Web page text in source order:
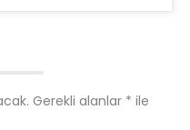
Gerekli alanlar * ile